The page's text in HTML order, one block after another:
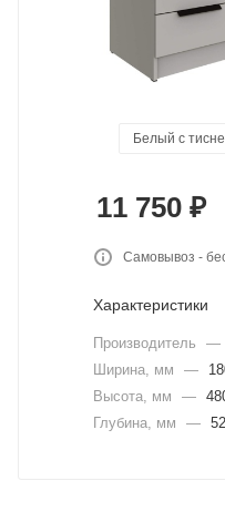
Белый с
11 750 ₽
Самовывоз -
Характеристики
Производитель —
Ширина, мм
—
Высота, мм
—
Глубина, мм
—